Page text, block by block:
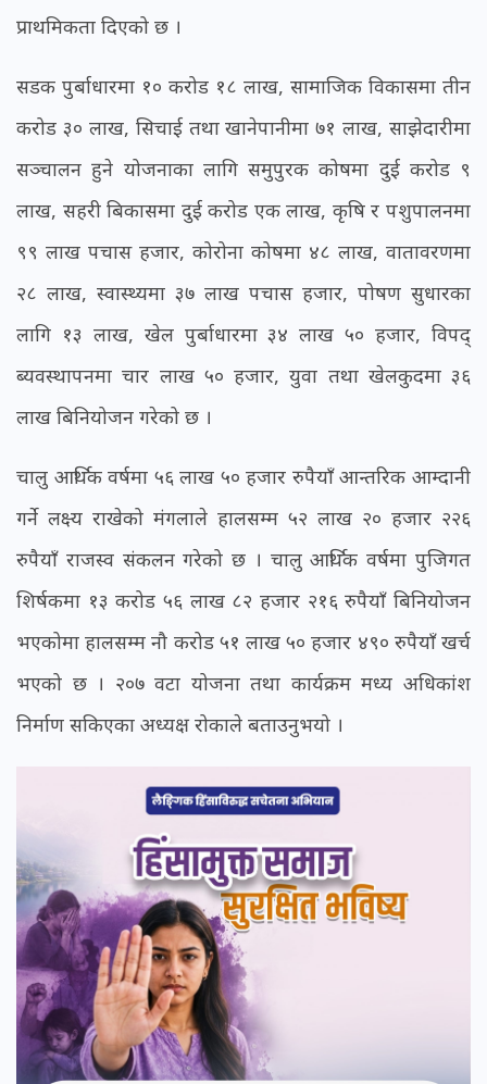
प्राथमिकता दिएको छ ।
सडक पुर्बाधारमा १० करोड १८ लाख, सामाजिक विकासमा तीन
करोड ३० लाख, सिचाई तथा खानेपानीमा ७१ लाख, साझेदारीमा
सञ्चालन हुने योजनाका लागि समुपुरक कोषमा दुई करोड ९
लाख, सहरी बिकासमा दुई करोड एक लाख, कृषि र पशुपालनमा
९९ लाख पचास हजार, कोरोना कोषमा ४८ लाख, वातावरणमा
२८ लाख, स्वास्थ्यमा ३७ लाख पचास हजार, पोषण सुधारका
लागि १३ लाख, खेल पुर्बाधारमा ३४ लाख ५० हजार, विपद्
ब्यवस्थापनमा चार लाख ५० हजार, युवा तथा खेलकुदमा ३६
लाख बिनियोजन गरेको छ ।
चालु आर्थिक वर्षमा ५६ लाख ५० हजार रुपैयाँ आन्तरिक आम्दानी
गर्ने लक्ष्य राखेको मंगलाले हालसम्म ५२ लाख २० हजार २२६
रुपैयाँ राजस्व संकलन गरेको छ । चालु आर्थिक वर्षमा पुजिगत
शिर्षकमा १३ करोड ५६ लाख ८२ हजार २१६ रुपैयाँ बिनियोजन
भएकोमा हालसम्म नौ करोड ५१ लाख ५० हजार ४९० रुपैयाँ खर्च
भएको छ । २०७ वटा योजना तथा कार्यक्रम मध्य अधिकांश
निर्माण सकिएका अध्यक्ष रोकाले बताउनुभयो ।